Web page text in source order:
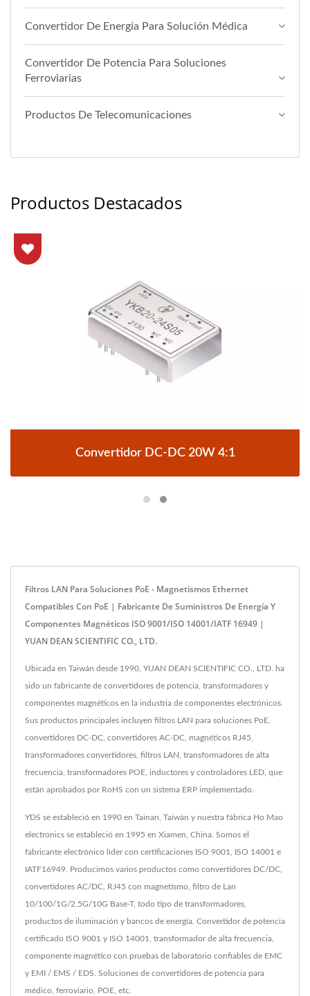
Convertidor De Energía Para Solución Médica
Convertidor De Potencia Para Soluciones
Ferroviarias
Productos De Telecomunicaciones
Productos Destacados
Convertidor DC-DC 20W 4:1
Filtros LAN Para Soluciones PoE - Magnetismos Ethernet
Compatibles Con PoE | Fabricante De Suministros De Energía Y
Componentes Magnéticos ISO 9001/ISO 14001/IATF 16949 |
YUAN DEAN SCIENTIFIC CO., LTD.
Ubicada en Taiwán desde 1990, YUAN DEAN SCIENTIFIC CO., LTD. ha
sido un fabricante de convertidores de potencia, transformadores y
componentes magnéticos en la industria de componentes electrónicos.
Sus productos principales incluyen filtros LAN para soluciones PoE,
convertidores DC-DC, convertidores AC-DC, magnéticos RJ45,
transformadores convertidores, filtros LAN, transformadores de alta
frecuencia, transformadores POE, inductores y controladores LED, que
están aprobados por RoHS con un sistema ERP implementado.
YDS se estableció en 1990 en Tainan, Taiwán y nuestra fábrica Ho Mao
electronics se estableció en 1995 en Xiamen, China. Somos el
fabricante electrónico líder con certificaciones ISO 9001, ISO 14001 e
IATF16949. Producimos varios productos como convertidores DC/DC,
convertidores AC/DC, RJ45 con magnetismo, filtro de Lan
10/100/1G/2.5G/10G Base-T, todo tipo de transformadores,
productos de iluminación y bancos de energía. Convertidor de potencia
certificado ISO 9001 y ISO 14001, transformador de alta frecuencia,
componente magnético con pruebas de laboratorio confiables de EMC
y EMI / EMS / EDS. Soluciones de convertidores de potencia para
médico, ferroviario, POE, etc.